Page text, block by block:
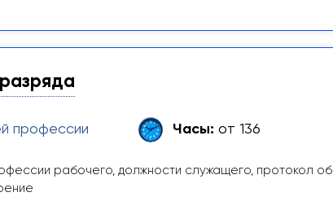
профессии Часы: от 136
рабочего, должности служащего, протокол об